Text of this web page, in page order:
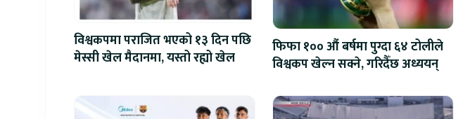
विश्वकपमा पराजित भएको १३ दिन पछि
मेस्सी खेल मैदानमा, यस्तो रह्यो खेल
फिफा १०० औं बर्षमा पुग्दा ६४ टोलीले
विश्वकप खेल्न सक्ने, गरिदैँछ अध्ययन्